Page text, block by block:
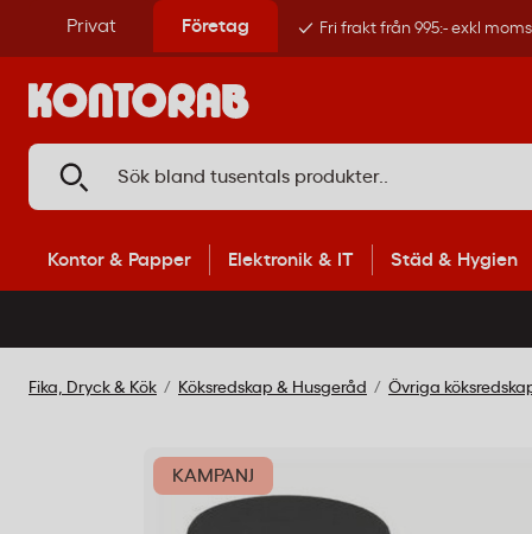
Privat Företag Fri frakt från 995:- exkl moms
Kontor & Papper Elektronik & IT Städ & Hygien
Fika, Dryck & Kök Köksredskap & Husgeråd Övriga
KAMPANJ